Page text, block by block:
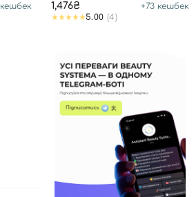
кешбек
1,476₴ +73 кешбек
5.00 (4)